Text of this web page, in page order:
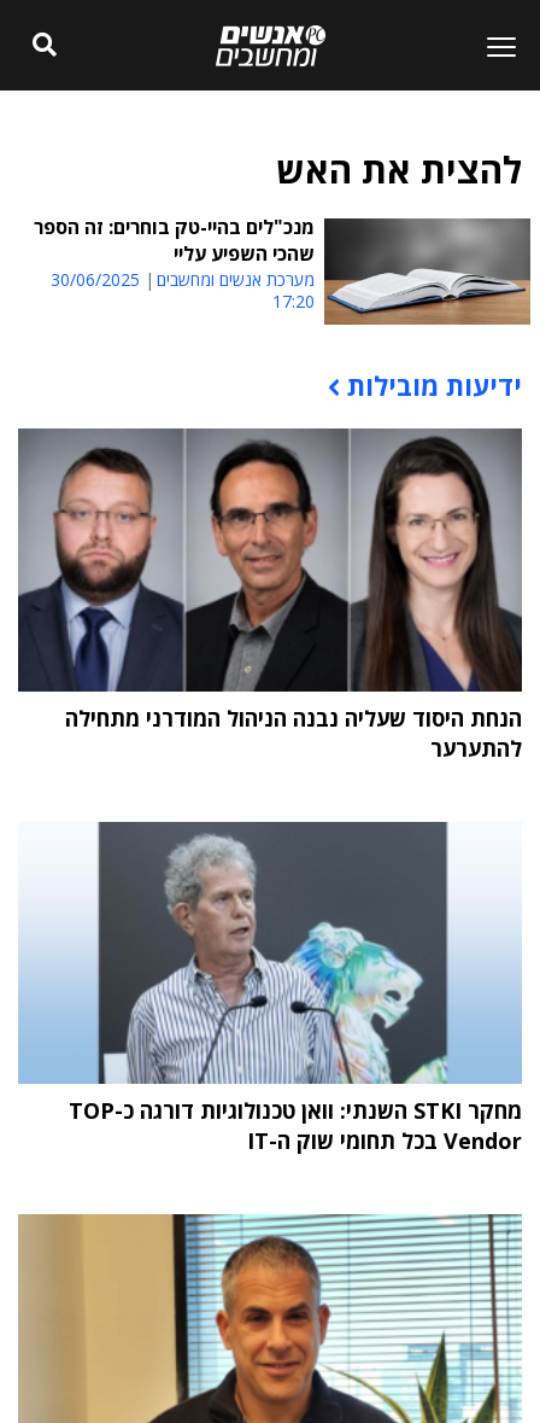
להצית את האש
מנכ"לים בהיי-טק בוחרים: זה הספר
שהכי השפיע עליי
מערכת אנשים ומחשבים
30/06/2025
17:20
תוכן פרסומי
ידיעות מובילות
הנחת היסוד שעליה נבנה הניהול המודרני מתחילה
להתערער
מחקר STKI השנתי: וואן טכנולוגיות דורגה כ-TOP
Vendor בכל תחומי שוק ה-IT